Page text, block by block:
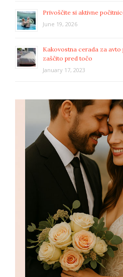
Privoščite si aktivne
June 19, 2026
Kakovostna cerada za
zaščito pred točo
January 17, 2023